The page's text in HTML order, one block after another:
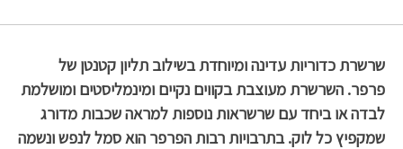
שרשרת כדוריות עדינה ומיוחדת בשילוב תליון קטנטן של
פרפר. השרשרת מעוצבת בקווים נקיים ומינמליסטים ומושלמת
לבדה או ביחד עם שרשראות נוספות למראה שכבות מדורג
שמקפיץ כל לוק. בתרבויות רבות הפרפר הוא סמל לנפש ונשמה